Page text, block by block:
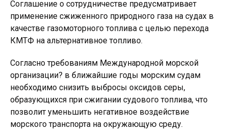
Соглашение о сотрудничестве предусматривает
применение сжиженного природного газа на судах в
качестве газомоторного топлива с целью перехода
КМТФ на альтернативное топливо.
Согласно требованиям Международной морской
организации? в ближайшие годы морским судам
необходимо снизить выбросы оксидов серы,
образующихся при сжигании судового топлива, что
позволит уменьшить негативное воздействие
морского транспорта на окружающую среду.